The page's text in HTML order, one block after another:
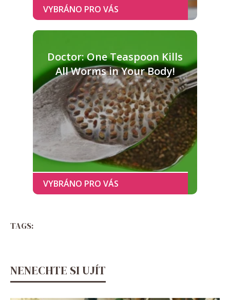
Doctor: One Teaspoon Kills
All Worms in Your Body!
TAGS:
NENECHTE SI UJÍT